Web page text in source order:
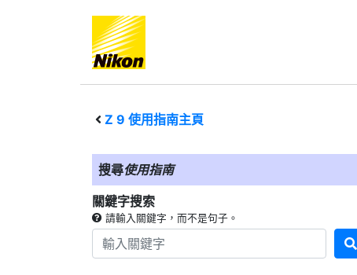
Z 9 使用指南主頁
搜尋使用指南
關鍵字搜索
請輸入關鍵字，而不是句子。